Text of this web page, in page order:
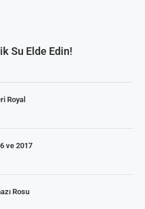
Su Elde Edin!
Royal
ve 2017
Rosu